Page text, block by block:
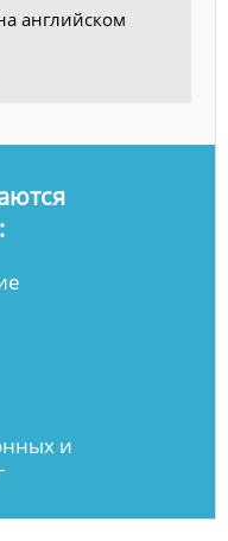
английском
и